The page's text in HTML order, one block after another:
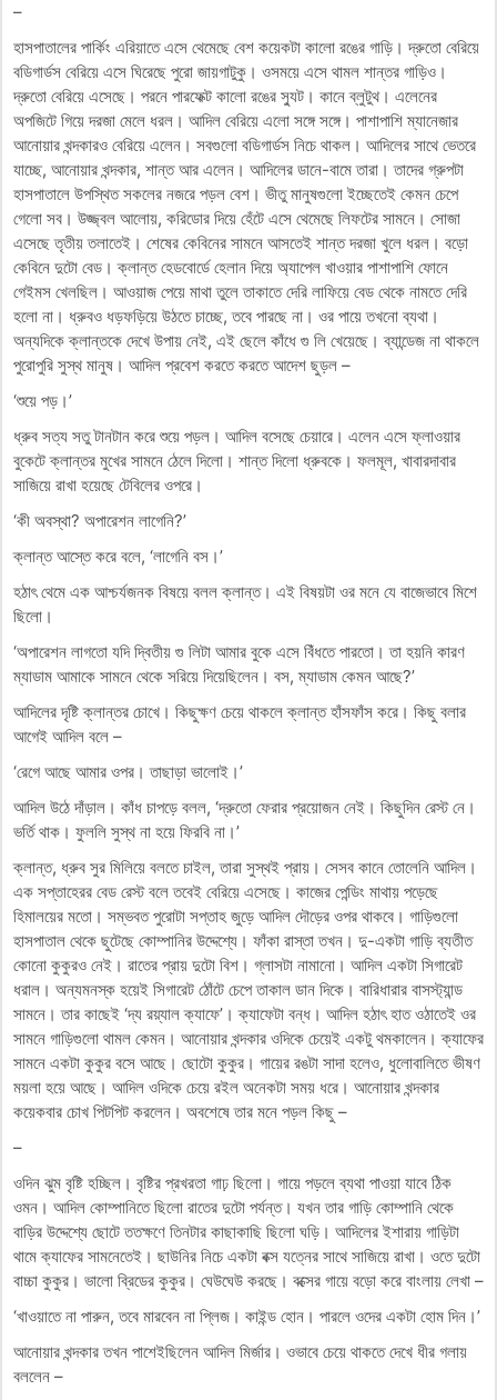
–
হাসপাতালের পার্কিং এরিয়াতে এসে থেমেছে বেশ কয়েকটা কালো রঙের গাড়ি। দ্রুতো বেরিয়ে
বডিগার্ডস বেরিয়ে এসে ঘিরেছে পুরো জায়গাটুকু। ওসময়ে এসে থামল শান্তর গাড়িও।
দ্রুতো বেরিয়ে এসেছে। পরনে পারফেক্ট কালো রঙের স্যুট। কানে ব্লুটুথ। এলেনের
অপজিটে গিয়ে দরজা মেলে ধরল। আদিল বেরিয়ে এলো সঙ্গে সঙ্গে। পাশাপাশি ম্যানেজার
আনোয়ার খন্দকারও বেরিয়ে এলেন। সবগুলো বডিগার্ডস নিচে থাকল। আদিলের সাথে ভেতরে
যাচ্ছে, আনোয়ার খন্দকার, শান্ত আর এলেন। আদিলের ডানে-বামে তারা। তাদের গ্রুপটা
হাসপাতালে উপস্থিত সকলের নজরে পড়ল বেশ। ভীতু মানুষগুলো ইচ্ছেতেই কেমন চেপে
গেলো সব। উজ্জ্বল আলোয়, করিডোর দিয়ে হেঁটে এসে থেমেছে লিফটের সামনে। সোজা
এসেছে তৃতীয় তলাতেই। শেষের কেবিনের সামনে আসতেই শান্ত দরজা খুলে ধরল। বড়ো
কেবিনে দুটো বেড। ক্লান্ত হেডবোর্ডে হেলান দিয়ে অ্যাপেল খাওয়ার পাশাপাশি ফোনে
গেইমস খেলছিল। আওয়াজ পেয়ে মাথা তুলে তাকাতে দেরি লাফিয়ে বেড থেকে নামতে দেরি
হলো না। ধ্রুবও ধড়ফড়িয়ে উঠতে চাচ্ছে, তবে পারছে না। ওর পায়ে তখনো ব্যথা।
অন্যদিকে ক্লান্তকে দেখে উপায় নেই, এই ছেলে কাঁধে গু লি খেয়েছে। ব্যান্ডেজ না থাকলে
পুরোপুরি সুস্থ মানুষ। আদিল প্রবেশ করতে করতে আদেশ ছুড়ল –
‘শুয়ে পড়।’
ধ্রুব সত্য সতু টানটান করে শুয়ে পড়ল। আদিল বসেছে চেয়ারে। এলেন এসে ফ্লাওয়ার
বুকেটে ক্লান্তর মুখের সামনে ঠেলে দিলো। শান্ত দিলো ধ্রুবকে। ফলমূল, খাবারদাবার
সাজিয়ে রাখা হয়েছে টেবিলের ওপরে।
‘কী অবস্থা? অপারেশন লাগেনি?’
ক্লান্ত আস্তে করে বলে, ‘লাগেনি বস।’
হঠাৎ থেমে এক আশ্চর্যজনক বিষয়ে বলল ক্লান্ত। এই বিষয়টা ওর মনে যে বাজেভাবে মিশে
ছিলো।
‘অপারেশন লাগতো যদি দ্বিতীয় গু লিটা আমার বুকে এসে বিঁধতে পারতো। তা হয়নি কারণ
ম্যাডাম আমাকে সামনে থেকে সরিয়ে দিয়েছিলেন। বস, ম্যাডাম কেমন আছে?’
আদিলের দৃষ্টি ক্লান্তর চোখে। কিছুক্ষণ চেয়ে থাকলে ক্লান্ত হাঁসফাঁস করে। কিছু বলার
আগেই আদিল বলে –
‘রেগে আছে আমার ওপর। তাছাড়া ভালোই।’
আদিল উঠে দাঁড়াল। কাঁধ চাপড়ে বলল, ‘দ্রুতো ফেরার প্রয়োজন নেই। কিছুদিন রেস্ট নে।
ভর্তি থাক। ফুললি সুস্থ না হয়ে ফিরবি না।’
ক্লান্ত, ধ্রুব সুর মিলিয়ে বলতে চাইল, তারা সুস্থই প্রায়। সেসব কানে তোলেনি আদিল।
এক সপ্তাহেরর বেড রেস্ট বলে তবেই বেরিয়ে এসেছে। কাজের পেন্ডিং মাথায় পড়েছে
হিমালয়ের মতো। সম্ভবত পুরোটা সপ্তাহ জুড়ে আদিল দৌড়ের ওপর থাকবে। গাড়িগুলো
হাসপাতাল থেকে ছুটেছে কোম্পানির উদ্দেশ্যে। ফাঁকা রাস্তা তখন। দু-একটা গাড়ি ব্যতীত
কোনো কুকুরও নেই। রাতের প্রায় দুটো বিশ। গ্লাসটা নামানো। আদিল একটা সিগারেট
ধরাল। অন্যমনস্ক হয়েই সিগারেট ঠোঁটে চেপে তাকাল ডান দিকে। বারিধারার বাসস্ট্যান্ড
সামনে। তার কাছেই ‘দ্য রয়্যাল ক্যাফে’। ক্যাফেটা বন্ধ। আদিল হঠাৎ হাত ওঠাতেই ওর
সামনে গাড়িগুলো থামল কেমন। আনোয়ার খন্দকার ওদিকে চেয়েই একটু থমকালেন। ক্যাফের
সামনে একটা কুকুর বসে আছে। ছোটো কুকুর। গায়ের রঙটা সাদা হলেও, ধুলোবালিতে ভীষণ
ময়লা হয়ে আছে। আদিল ওদিকে চেয়ে রইল অনেকটা সময় ধরে। আনোয়ার খন্দকার
কয়েকবার চোখ পিটপিট করলেন। অবশেষে তার মনে পড়ল কিছু –
–
ওদিন ঝুম বৃষ্টি হচ্ছিল। বৃষ্টির প্রখরতা গাঢ় ছিলো। গায়ে পড়লে ব্যথা পাওয়া যাবে ঠিক
ওমন। আদিল কোম্পানিতে ছিলো রাতের দুটো পর্যন্ত। যখন তার গাড়ি কোম্পানি থেকে
বাড়ির উদ্দেশ্যে ছোটে ততক্ষণে তিনটার কাছাকাছি ছিলো ঘড়ি। আদিলের ইশারায় গাড়িটা
থামে ক্যাফের সামনেতেই। ছাউনির নিচে একটা বক্স যত্নের সাথে সাজিয়ে রাখা। ওতে দুটো
বাচ্চা কুকুর। ভালো ব্রিডের কুকুর। ঘেউঘেউ করছে। বক্সের গায়ে বড়ো করে বাংলায় লেখা –
‘খাওয়াতে না পারুন, তবে মারবেন না প্লিজ। কাইন্ড হোন। পারলে ওদের একটা হোম দিন।’
আনোয়ার খন্দকার তখন পাশেইছিলেন আদিল মির্জার। ওভাবে চেয়ে থাকতে দেখে ধীর গলায়
বললেন –